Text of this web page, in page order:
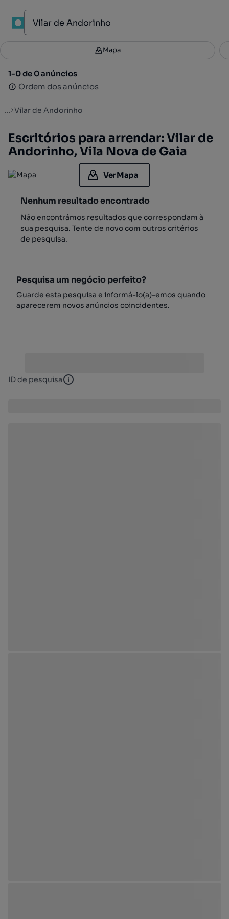
Filtros 4
1-0 de 0 anúncios
Ordem dos anúncios
Mapa
1-0 de 0 anúncios
Ordem dos anúncios
... Vilar de Andorinho
Escritórios para arrendar: Vilar de
Andorinho, Vila Nova de Gaia
Ver Mapa
Nenhum resultado encontrado
Não encontrámos resultados que correspondam à
sua pesquisa. Tente de novo com outros critérios
de pesquisa.
Pesquisa um negócio perfeito?
Guarde esta pesquisa e informá-lo(a)-emos quando
aparecerem novos anúncios coincidentes.
ID de pesquisa ID de pesquisa